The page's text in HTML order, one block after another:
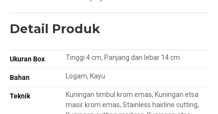
Detail Produk
Ukuran Box Tinggi 4 cm, Panjang dan lebar 14 cm
Bahan Logam, Kayu
Teknik
Kuningan timbul krom emas, Kuningan etsa
masir krom emas, Stainless hairline cutting,